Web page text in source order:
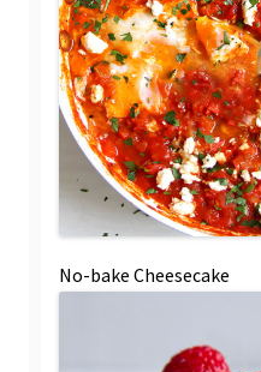
No-bake Cheesecake